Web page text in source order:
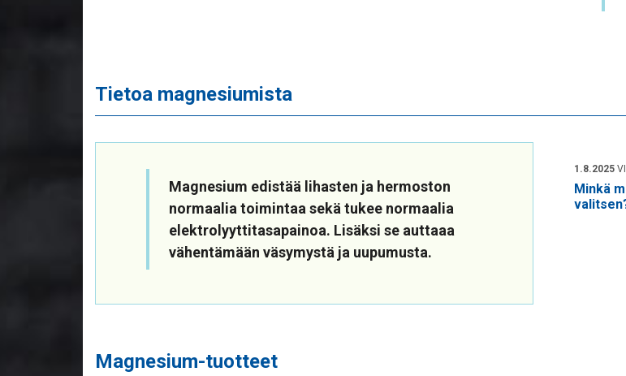
Tietoa magnesiumista
Magnesium edistää lihasten ja hermoston
normaalia toimintaa sekä tukee normaalia
elektrolyyttitasapainoa. Lisäksi se auttaaa
vähentämään väsymystä ja uupumusta.
1.8.2025
Minkä
Magnesium-tuotteet